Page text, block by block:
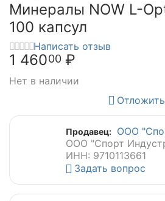
Минералы NOW L-
100 капсул
Написать отзыв
1 46000 ₽
Нет в наличии
Отложить
Продавец: ООО
ООО "Спорт
ИНН: 9710113661
Задать вопрос